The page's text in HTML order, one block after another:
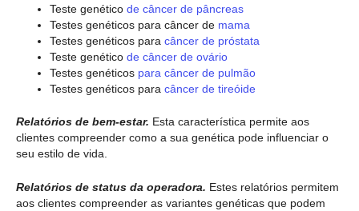
Teste genético de câncer de pâncreas
Testes genéticos para câncer de mama
Testes genéticos para câncer de próstata
Teste genético de câncer de ovário
Testes genéticos para câncer de pulmão
Testes genéticos para câncer de tireóide
Relatórios de bem-estar. Esta característica permite aos
clientes compreender como a sua genética pode influenciar o
seu estilo de vida.
Relatórios de status da operadora. Estes relatórios permitem
aos clientes compreender as variantes genéticas que podem